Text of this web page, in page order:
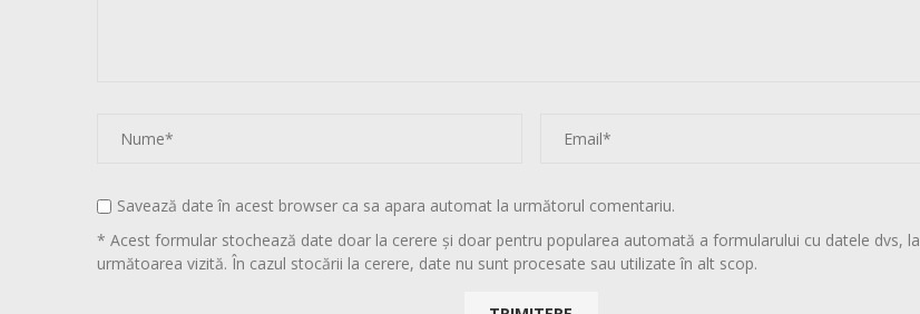
Savează date în acest browser ca sa apara automat la următorul comentariu.
* Acest formular stochează date doar la cerere și doar pentru popularea automată a formularului cu datele dvs, la
următoarea vizită. În cazul stocării la cerere, date nu sunt procesate sau utilizate în alt scop.